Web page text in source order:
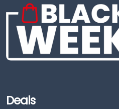
Deals